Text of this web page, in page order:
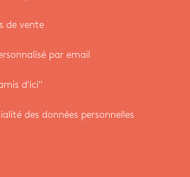
de vente
par email
d'ici"
des données personnelles